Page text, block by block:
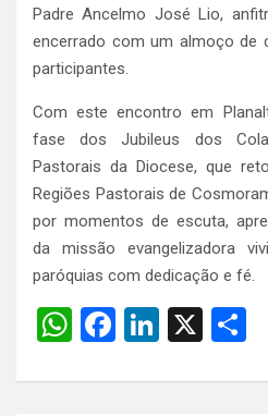
Padre Ancelmo José Lio,
encerrado com um almoço de
participantes.
Com este encontro em
fase dos Jubileus dos
Pastorais da Diocese, que
Regiões Pastorais de
por momentos de escuta,
da missão evangelizadora
paróquias com dedicação e fé.
W
at
F
ce
Li
ke
X